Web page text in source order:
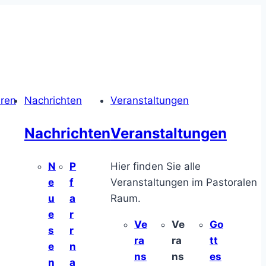
Nachrichten
Nachrichten
N
e
u
e
s
e
n
P
f
a
r
r
n
a
Veranstaltungen
Veranstaltungen
Hier finden Sie alle
Veranstaltungen im Pastoralen
Raum.
Ve
ra
ns
Ve
ra
ns
Go
tt
es